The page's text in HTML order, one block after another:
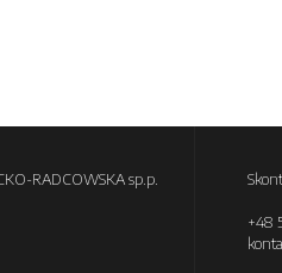
RADCOWSKA sp.p.
+48